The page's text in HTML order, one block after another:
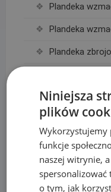
Plandeka
Plandeka
Plandeka
Pompy
Pompy IBO
Pompy
Sterowniki i
Regulatory
Niniejsza
plików
Wykorzystujemy
funkcje
naszej witrynie,
o tym, jak